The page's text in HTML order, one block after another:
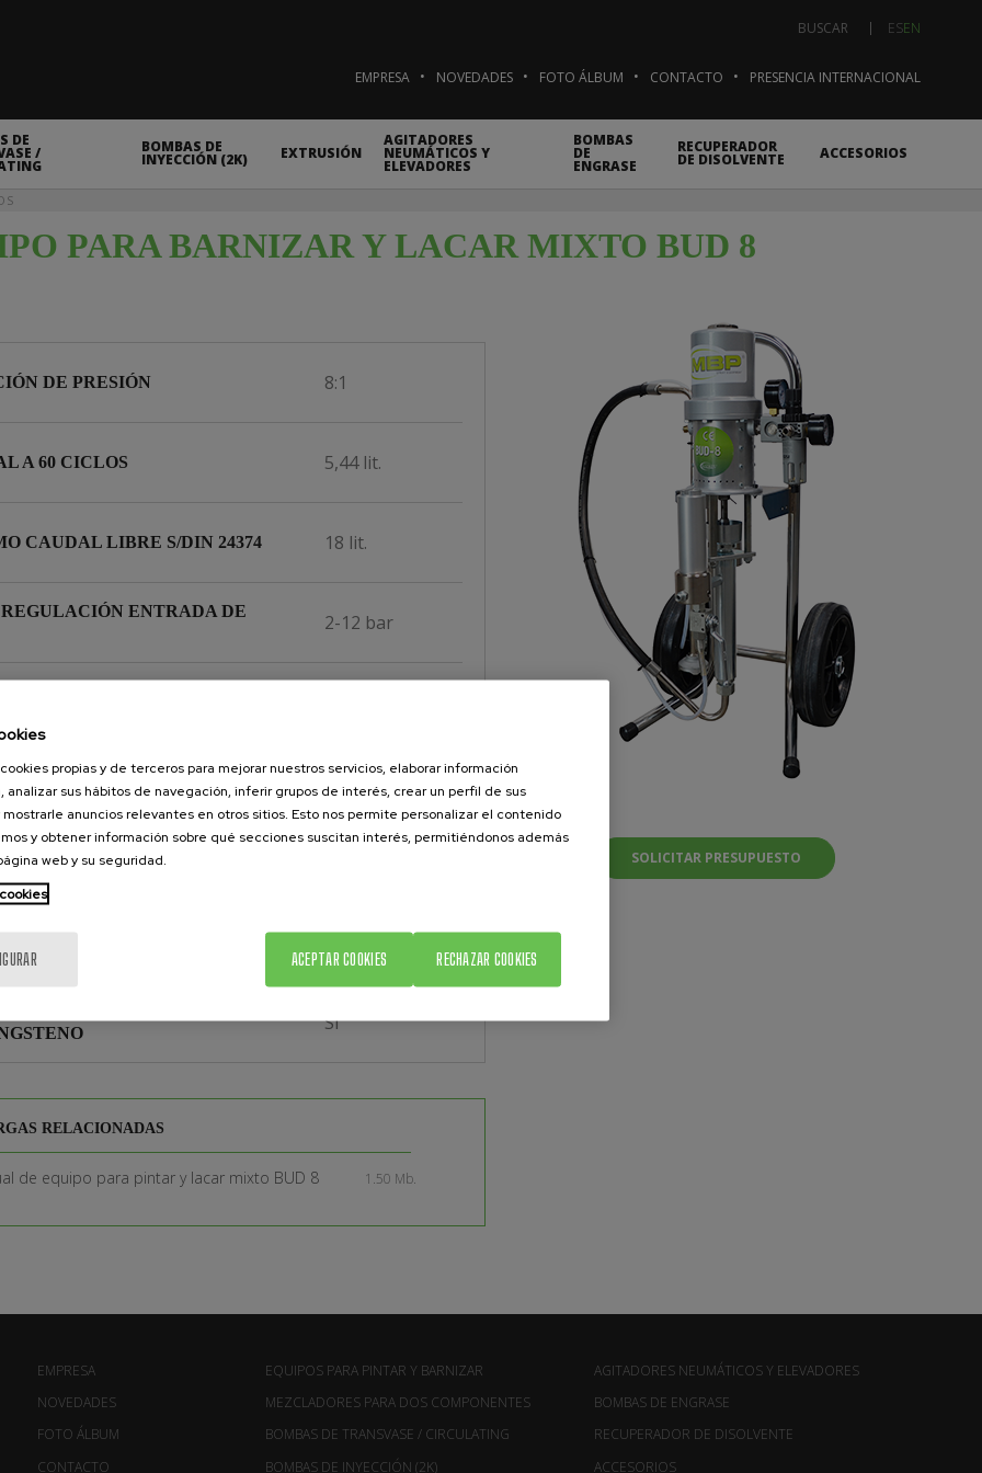
ESEN
BUSCAR
EMPRESA NOVEDADES FOTO ÁLBUM CONTACTO PRESENCIA INTERNACIONAL
DE
/ BOMBAS DE
INYECCIÓN (2K) EXTRUSIÓN
AGITADORES
NEUMÁTICOS Y
ELEVADORES
BOMBAS
DE
ENGRASE
RECUPERADOR
DE DISOLVENTE ACCESORIOS
PARA BARNIZAR Y LACAR MIXTO BUD 8
SOLICITAR PRESUPUESTO
DE PRESIÓN 8:1
A 60 CICLOS 5,44 lit.
CAUDAL LIBRE S/DIN 24374 18 lit.
ENTRADA DE
2-12 bar
DE AIRE 3/8''
DE PRODUCTO
Y CILINDRO ENDURECIDO
Sí
RELACIONADAS
de equipo para pintar y lacar mixto BUD 8 1.50 Mb.
EMPRESA
NOVEDADES
FOTO ÁLBUM
CONTACTO
EQUIPOS PARA PINTAR Y BARNIZAR
MEZCLADORES PARA DOS COMPONENTES
BOMBAS DE TRANSVASE / CIRCULATING
BOMBAS DE INYECCIÓN (2K)
AGITADORES NEUMÁTICOS Y ELEVADORES
BOMBAS DE ENGRASE
RECUPERADOR DE DISOLVENTE
ACCESORIOS
propias y de terceros para mejorar nuestros servicios, elaborar información
analizar sus hábitos de navegación, inferir grupos de interés, crear un perfil de sus
anuncios relevantes en otros sitios. Esto nos permite personalizar el contenido
y obtener información sobre qué secciones suscitan interés, permitiéndonos además
web y su seguridad.
RECHAZAR COOKIES
ACEPTAR COOKIES